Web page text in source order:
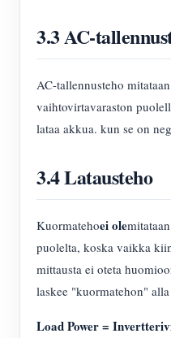
3.3 AC-
AC-tallennusteho
vaihtovirtavaraston
lataa akkua. kun se on
3.4 Latausteho
Kuormatehoei ole
puolelta, koska vaikka
mittausta ei oteta
laskee "kuormatehon"
Load Power =